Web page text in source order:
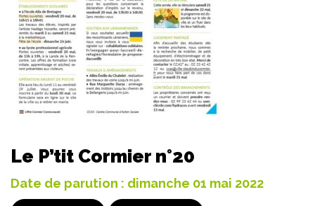
Le P’tit Cormier n°20
Date de parution : dimanche 01 mai 2022